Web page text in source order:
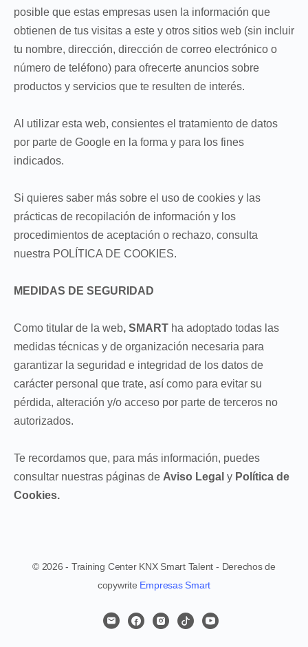
posible que estas empresas usen la información que
obtienen de tus visitas a este y otros sitios web (sin incluir
tu nombre, dirección, dirección de correo electrónico o
número de teléfono) para ofrecerte anuncios sobre
productos y servicios que te resulten de interés.
Al utilizar esta web, consientes el tratamiento de datos
por parte de Google en la forma y para los fines
indicados.
Si quieres saber más sobre el uso de cookies y las
prácticas de recopilación de información y los
procedimientos de aceptación o rechazo, consulta
nuestra POLÍTICA DE COOKIES.
MEDIDAS DE SEGURIDAD
Como titular de la web, SMART ha adoptado todas las
medidas técnicas y de organización necesaria para
garantizar la seguridad e integridad de los datos de
carácter personal que trate, así como para evitar su
pérdida, alteración y/o acceso por parte de terceros no
autorizados.
Te recordamos que, para más información, puedes
consultar nuestras páginas de Aviso Legal y Política de
Cookies.
© 2026 - Training Center KNX Smart Talent - Derechos de
copywrite Empresas Smart